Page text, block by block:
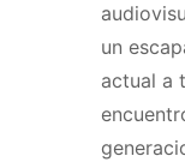
un
actual a